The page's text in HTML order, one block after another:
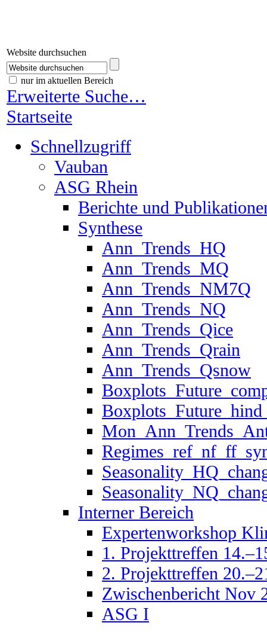
Website durchsuchen
nur im aktuellen Bereich
Erweiterte Suche…
Startseite
Schnellzugriff
Vauban
ASG Rhein
Berichte und Publikationen
Synthese
Ann_Trends_HQ
Ann_Trends_MQ
Ann_Trends_NM7Q
Ann_Trends_NQ
Ann_Trends_Qice
Ann_Trends_Qrain
Ann_Trends_Qsnow
Interner Bereich
Expertenworkshop
1. Projekttreffen
2. Projekttreffen
Zwischenbericht Nov
ASG I
Vauban
ASG Rhein